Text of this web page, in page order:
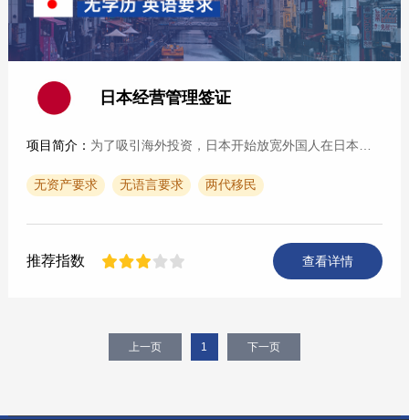
日本经营管理签证
项目简介： 为了吸引海外投资，日本开始放宽外国人在日本创业的限制。外国人在日本投资一定额度（500万日元以上）开办公司就可以申请经营管理签证。在取得经营管理签证以后，即可取得日···
无资产要求 无语言要求 两代移民
推荐指数 查看详情
上一页 1 下一页